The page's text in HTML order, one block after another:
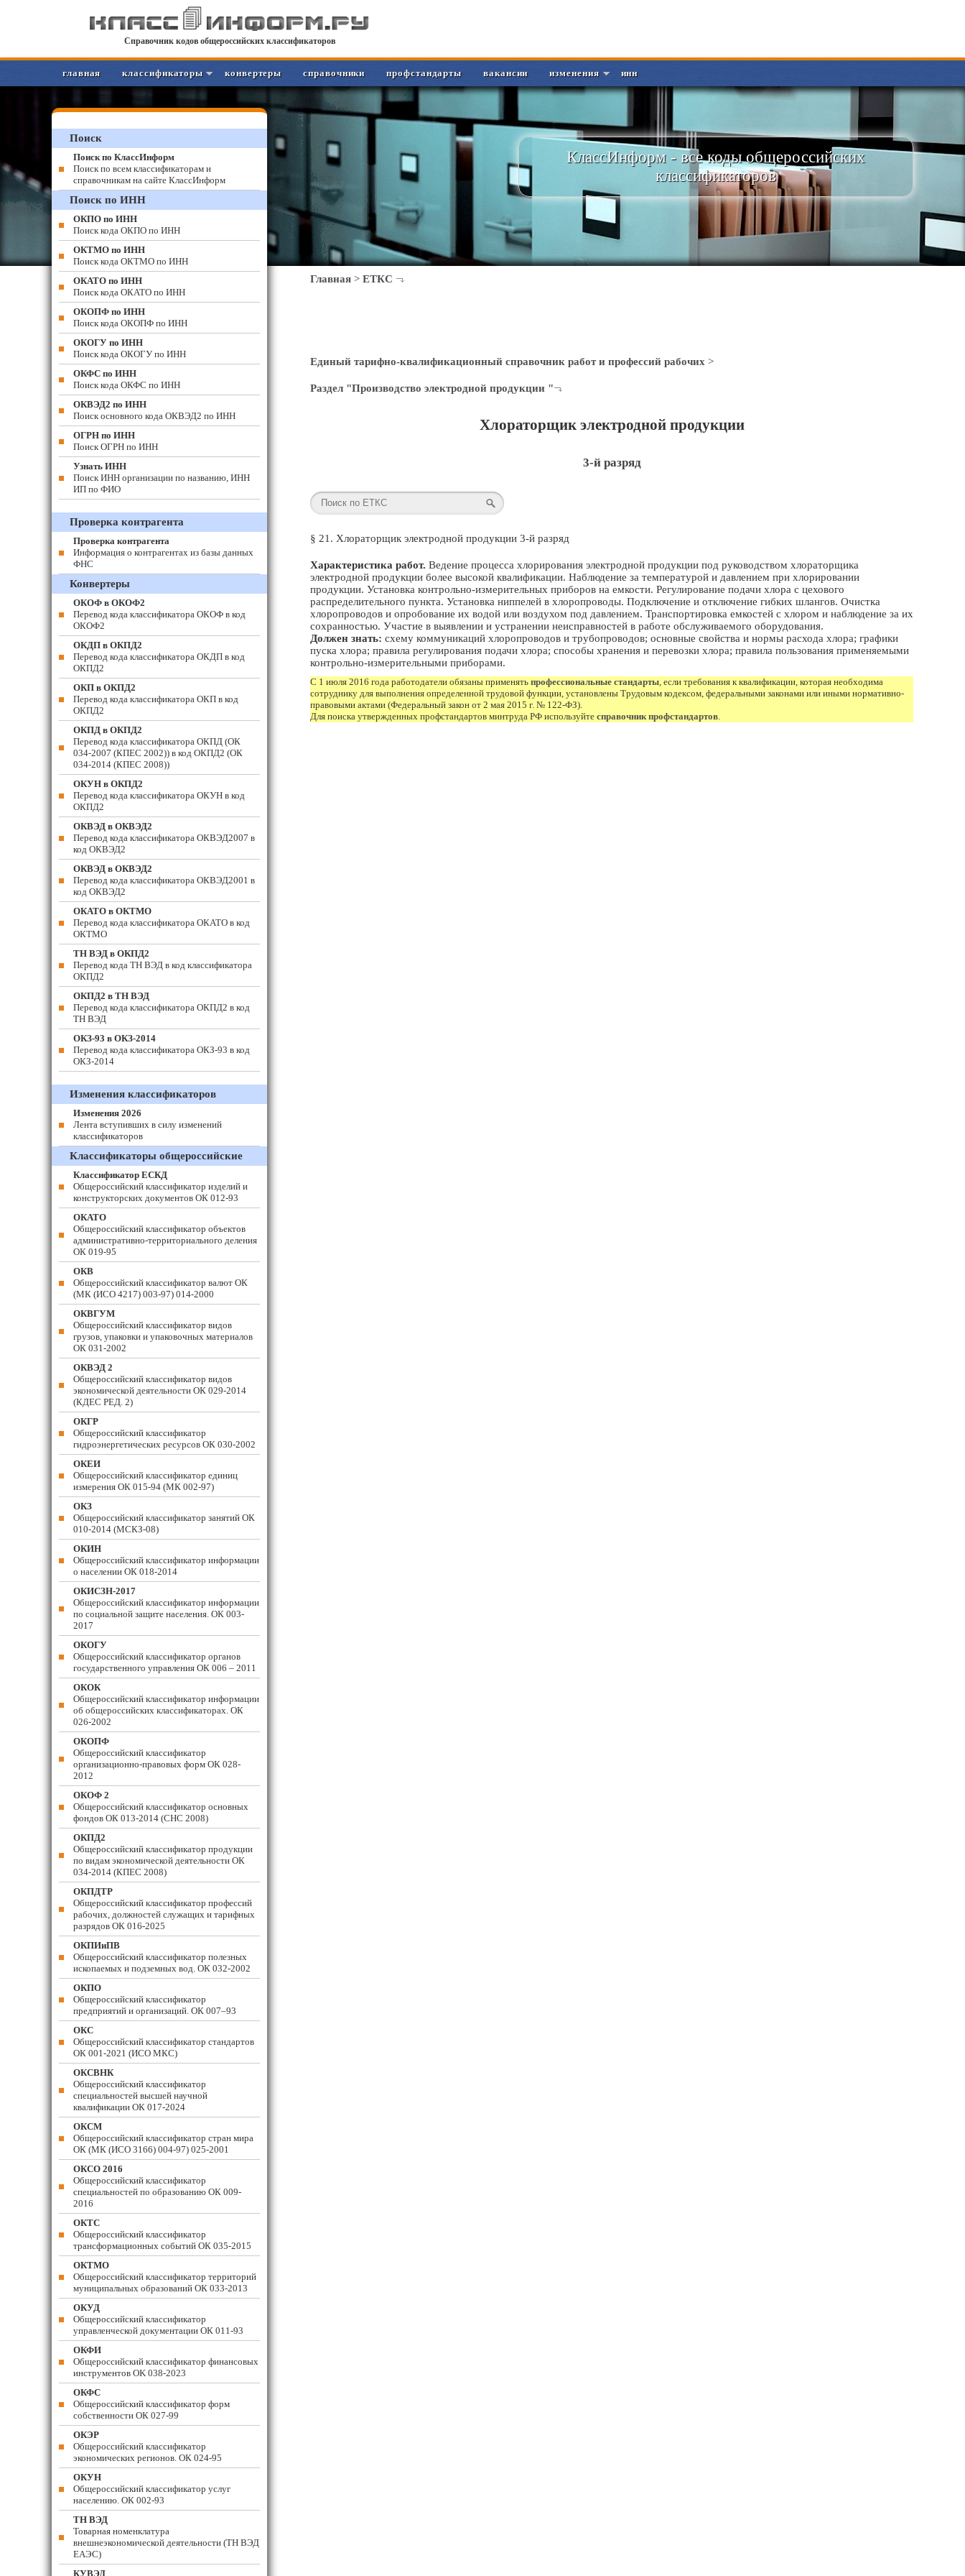
Справочник кодов общероссийских классификаторов
главная классификаторы конвертеры справочники профстандарты вакансии изменения инн
КлассИнформ - все коды общероссийских
классификаторов
Главная > ЕТКС
Единый тарифно-квалификационный справочник работ и профессий рабочих >
Раздел "Производство электродной продукции "
Хлораторщик электродной продукции
3-й разряд
§ 21. Хлораторщик электродной продукции 3-й разряд
Характеристика работ. Ведение процесса хлорирования электродной продукции под руководством хлораторщика
электродной продукции более высокой квалификации. Наблюдение за температурой и давлением при хлорировании
продукции. Установка контрольно-измерительных приборов на емкости. Регулирование подачи хлора с цехового
распределительного пункта. Установка ниппелей в хлоропроводы. Подключение и отключение гибких шлангов. Очистка
хлоропроводов и опробование их водой или воздухом под давлением. Транспортировка емкостей с хлором и наблюдение за их
сохранностью. Участие в выявлении и устранении неисправностей в работе обслуживаемого оборудования.
Должен знать: схему коммуникаций хлоропроводов и трубопроводов; основные свойства и нормы расхода хлора; графики
пуска хлора; правила регулирования подачи хлора; способы хранения и перевозки хлора; правила пользования применяемыми
контрольно-измерительными приборами.
С 1 июля 2016 года работодатели обязаны применять профессиональные стандарты, если требования к квалификации, которая необходима
сотруднику для выполнения определенной трудовой функции, установлены Трудовым кодексом, федеральными законами или иными нормативно-
правовыми актами (Федеральный закон от 2 мая 2015 г. № 122-ФЗ).
Для поиска утвержденных профстандартов минтруда РФ используйте справочник профстандартов.
Поиск
Поиск по КлассИнформ
Поиск по всем классификаторам и
справочникам на сайте КлассИнформ
Поиск по ИНН
ОКПО по ИНН
Поиск кода ОКПО по ИНН
ОКТМО по ИНН
Поиск кода ОКТМО по ИНН
ОКАТО по ИНН
Поиск кода ОКАТО по ИНН
ОКОПФ по ИНН
Поиск кода ОКОПФ по ИНН
ОКОГУ по ИНН
Поиск кода ОКОГУ по ИНН
ОКФС по ИНН
Поиск кода ОКФС по ИНН
ОКВЭД2 по ИНН
Поиск основного кода ОКВЭД2 по ИНН
ОГРН по ИНН
Поиск ОГРН по ИНН
Узнать ИНН
Поиск ИНН организации по названию, ИНН
ИП по ФИО
Проверка контрагента
Проверка контрагента
Информация о контрагентах из базы данных
ФНС
Конвертеры
ОКОФ в ОКОФ2
Перевод кода классификатора ОКОФ в код
ОКОФ2
ОКДП в ОКПД2
Перевод кода классификатора ОКДП в код
ОКПД2
ОКП в ОКПД2
Перевод кода классификатора ОКП в код
ОКПД2
ОКПД в ОКПД2
Перевод кода классификатора ОКПД (ОК
034-2007 (КПЕС 2002)) в код ОКПД2 (ОК
034-2014 (КПЕС 2008))
ОКУН в ОКПД2
Перевод кода классификатора ОКУН в код
ОКПД2
ОКВЭД в ОКВЭД2
Перевод кода классификатора ОКВЭД2007 в
код ОКВЭД2
ОКВЭД в ОКВЭД2
Перевод кода классификатора ОКВЭД2001 в
код ОКВЭД2
ОКАТО в ОКТМО
Перевод кода классификатора ОКАТО в код
ОКТМО
ТН ВЭД в ОКПД2
Перевод кода ТН ВЭД в код классификатора
ОКПД2
ОКПД2 в ТН ВЭД
Перевод кода классификатора ОКПД2 в код
ТН ВЭД
ОКЗ-93 в ОКЗ-2014
Перевод кода классификатора ОКЗ-93 в код
ОКЗ-2014
Изменения классификаторов
Изменения 2026
Лента вступивших в силу изменений
классификаторов
Классификаторы общероссийские
Классификатор ЕСКД
Общероссийский классификатор изделий и
конструкторских документов ОК 012-93
ОКАТО
Общероссийский классификатор объектов
административно-территориального деления
ОК 019-95
ОКВ
Общероссийский классификатор валют ОК
(МК (ИСО 4217) 003-97) 014-2000
ОКВГУМ
Общероссийский классификатор видов
грузов, упаковки и упаковочных материалов
ОК 031-2002
ОКВЭД 2
Общероссийский классификатор видов
экономической деятельности ОК 029-2014
(КДЕС РЕД. 2)
ОКГР
Общероссийский классификатор
гидроэнергетических ресурсов ОК 030-2002
ОКЕИ
Общероссийский классификатор единиц
измерения ОК 015-94 (МК 002-97)
ОКЗ
Общероссийский классификатор занятий ОК
010-2014 (МСКЗ-08)
ОКИН
Общероссийский классификатор информации
о населении ОК 018-2014
ОКИСЗН-2017
Общероссийский классификатор информации
по социальной защите населения. ОК 003-
2017
ОКОГУ
Общероссийский классификатор органов
государственного управления ОК 006 – 2011
ОКОК
Общероссийский классификатор информации
об общероссийских классификаторах. ОК
026-2002
ОКОПФ
Общероссийский классификатор
организационно-правовых форм ОК 028-
2012
ОКОФ 2
Общероссийский классификатор основных
фондов ОК 013-2014 (СНС 2008)
ОКПД2
Общероссийский классификатор продукции
по видам экономической деятельности ОК
034-2014 (КПЕС 2008)
ОКПДТР
Общероссийский классификатор профессий
рабочих, должностей служащих и тарифных
разрядов ОК 016-2025
ОКПИиПВ
Общероссийский классификатор полезных
ископаемых и подземных вод. ОК 032-2002
ОКПО
Общероссийский классификатор
предприятий и организаций. ОК 007–93
ОКС
Общероссийский классификатор стандартов
ОК 001-2021 (ИСО МКС)
ОКСВНК
Общероссийский классификатор
специальностей высшей научной
квалификации ОК 017-2024
ОКСМ
Общероссийский классификатор стран мира
ОК (МК (ИСО 3166) 004-97) 025-2001
ОКСО 2016
Общероссийский классификатор
специальностей по образованию ОК 009-
2016
ОКТС
Общероссийский классификатор
трансформационных событий ОК 035-2015
ОКТМО
Общероссийский классификатор территорий
муниципальных образований ОК 033-2013
ОКУД
Общероссийский классификатор
управленческой документации ОК 011-93
ОКФИ
Общероссийский классификатор финансовых
инструментов OK 038-2023
ОКФС
Общероссийский классификатор форм
собственности ОК 027-99
ОКЭР
Общероссийский классификатор
экономических регионов. ОК 024-95
ОКУН
Общероссийский классификатор услуг
населению. ОК 002-93
ТН ВЭД
Товарная номенклатура
внешнеэкономической деятельности (ТН ВЭД
ЕАЭС)
КУВЭД